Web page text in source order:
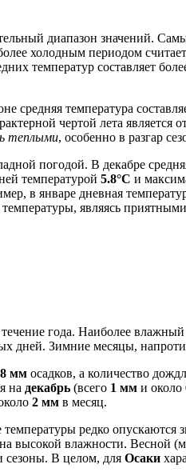
диапазон значений.
холодным периодом
температур составляет
средняя температура
чертой лета
теплыми, особенно в разгар
погодой. В декабре
температурой 5.8°C и
в январе дневная
являясь
года. Наиболее
дней. Зимние месяцы,
8 мм осадков, а количество
на декабрь (всего 1 мм и около
2 мм в месяц.
редко опускаются
высокой влажности. Весной
сезоны. В целом, для Осаки